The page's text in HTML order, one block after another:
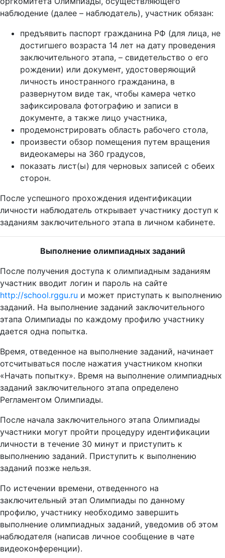
наблюдение (далее – наблюдатель), участник обязан:
предъявить паспорт гражданина РФ (для лица, не
достигшего возраста 14 лет на дату проведения
заключительного этапа, – свидетельство о его
рождении) или документ, удостоверяющий
личность иностранного гражданина, в
развернутом виде так, чтобы камера четко
зафиксировала фотографию и записи в
документе, а также лицо участника,
продемонстрировать область рабочего стола,
произвести обзор помещения путем вращения
видеокамеры на 360 градусов,
показать лист(ы) для черновых записей с обеих
сторон.
После успешного прохождения идентификации
личности наблюдатель открывает участнику доступ к
заданиям заключительного этапа в личном кабинете.
Выполнение олимпиадных заданий
После получения доступа к олимпиадным заданиям
участник вводит логин и пароль на сайте
http://school.rggu.ru и может приступать к выполнению
заданий. На выполнение заданий заключительного
этапа Олимпиады по каждому профилю участнику
дается одна попытка.
Время, отведенное на выполнение заданий, начинает
отсчитываться после нажатия участником кнопки
«Начать попытку». Время на выполнение олимпиадных
заданий заключительного этапа определено
Регламентом Олимпиады.
После начала заключительного этапа Олимпиады
участники могут пройти процедуру идентификации
личности в течение 30 минут и приступить к
выполнению заданий. Приступить к выполнению
заданий позже нельзя.
По истечении времени, отведенного на
заключительный этап Олимпиады по данному
профилю, участнику необходимо завершить
выполнение олимпиадных заданий, уведомив об этом
наблюдателя (написав личное сообщение в чате
видеоконференции).